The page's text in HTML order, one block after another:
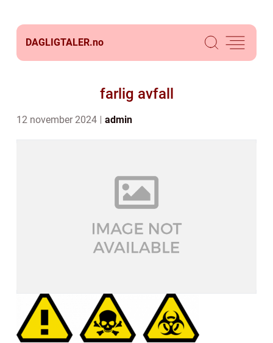
DAGLIGTALER.no
farlig avfall
12 november 2024 admin